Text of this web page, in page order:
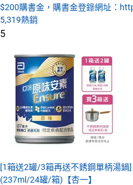
$200購書金，購書金登錄網址：
5,319熱銷
5
[1箱送2罐/3箱再送不銹鋼單柄湯鍋
(237ml/24罐/箱)【杏一】